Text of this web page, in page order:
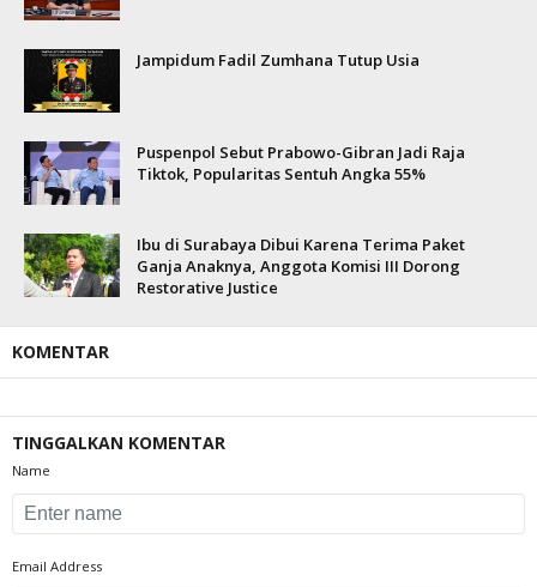
Jampidum Fadil Zumhana Tutup Usia
Puspenpol Sebut Prabowo-Gibran Jadi Raja
Tiktok, Popularitas Sentuh Angka 55%
Ibu di Surabaya Dibui Karena Terima Paket
Ganja Anaknya, Anggota Komisi III Dorong
Restorative Justice
KOMENTAR
TINGGALKAN KOMENTAR
Name
Email Address